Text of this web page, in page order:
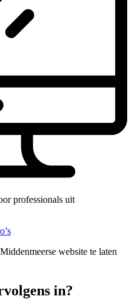
professionals uit
website te laten
in?